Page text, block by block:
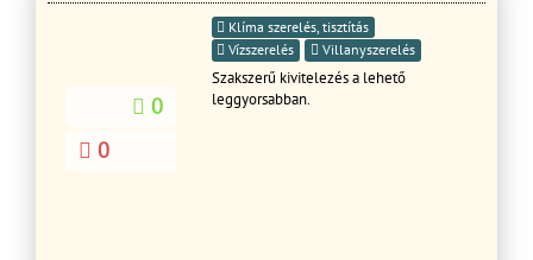
0
0
Klíma szerelés, tisztítás
Vízszerelés
Villanyszerelés
Szakszerű kivitelezés a lehető
leggyorsabban.